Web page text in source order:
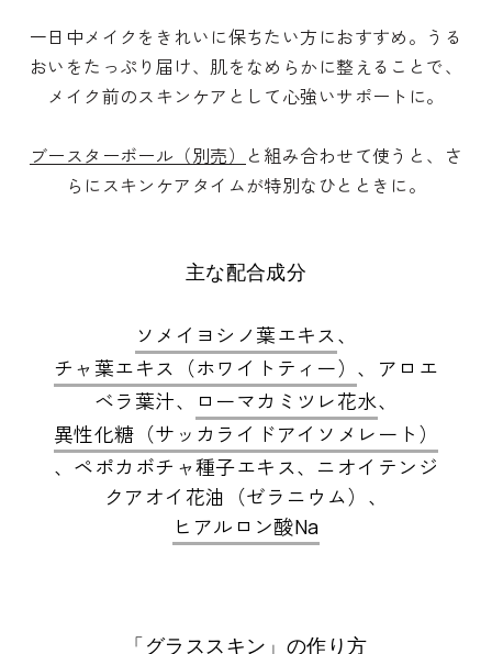
一日中メイクをきれいに保ちたい方におすすめ。うる
おいをたっぷり届け、肌をなめらかに整えることで、
メイク前のスキンケアとして心強いサポートに。
ブースターボール（別売）
と組み合わせて使うと、さ
らにスキンケアタイムが特別なひとときに。
主な配合成分
ソメイヨシノ葉エキス、
チャ葉エキス（ホワイトティー） 、アロエ
ベラ葉汁、
ローマカミツレ花水、
異性化糖（サッカライドアイソメレート）
、ペポカボチャ種子エキス、ニオイテンジ
クアオイ花油（ゼラニウム）、
ヒアルロン酸Na
「グラススキン」の作り方